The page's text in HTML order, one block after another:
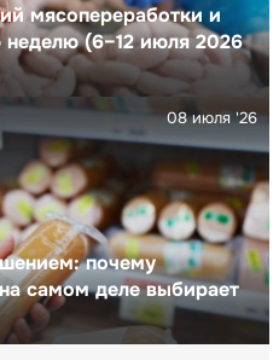
мясопереработки и
(6–12 июля 2026
почему
самом деле выбирает
08 июля '26